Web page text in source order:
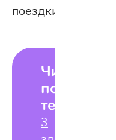
поездки.
Читайте
по
теме:
3